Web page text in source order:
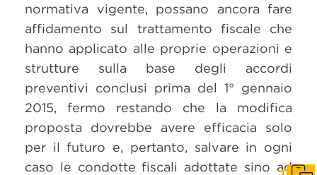
normativa vigente, possano ancora fare
affidamento sul trattamento fiscale che
hanno applicato alle proprie operazioni e
strutture sulla base degli accordi
preventivi conclusi prima del 1° gennaio
2015, fermo restando che la modifica
proposta dovrebbe avere efficacia solo
per il futuro e, pertanto, salvare in ogni
caso le condotte fiscali adottate sino ad